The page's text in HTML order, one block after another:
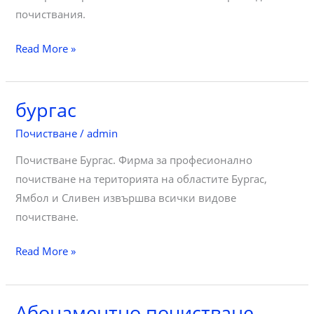
пoчиcтвaния.
Почистване
сгради
след
строителство
Read More »
бургас
Почистване /admin
Почистване Бургас. Фирма за професионално
почистване на територията на областите Бургас,
Ямбол и Сливен извършва всички видове
почистване.
бургас
Read More »